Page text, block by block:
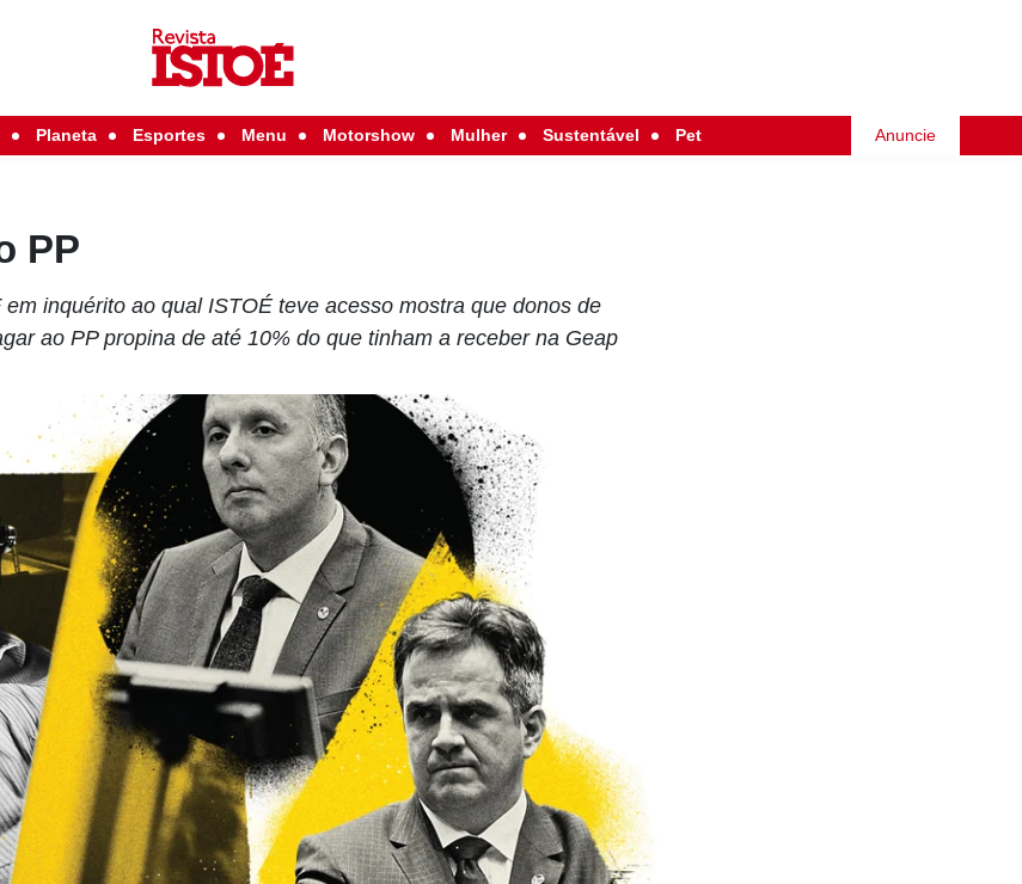
Planeta Esportes Menu Motorshow Mulher Sustentável Pet Anuncie
PP
inquérito ao qual ISTOÉ teve acesso mostra que donos de
ao PP propina de até 10% do que tinham a receber na Geap